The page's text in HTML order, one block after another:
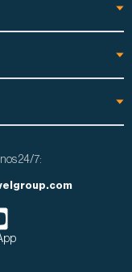
24/7:
Group
Travel Group
Travel Group
de Enjoy Travel Group
de Enjoy Travel